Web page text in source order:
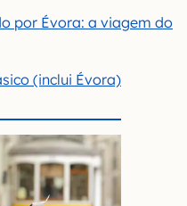
por Évora: a viagem do
(inclui Évora)